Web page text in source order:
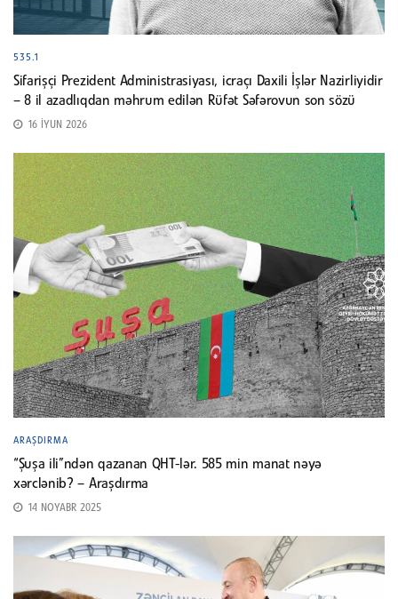
535.1
Sifarişçi Prezident Administrasiyası, icraçı Daxili İşlər Nazirliyidir
– 8 il azadlıqdan məhrum edilən Rüfət Səfərovun son sözü
16 İYUN 2026
ARAŞDIRMA
“Şuşa ili”ndən qazanan QHT-lər. 585 min manat nəyə
xərclənib? – Araşdırma
14 NOYABR 2025